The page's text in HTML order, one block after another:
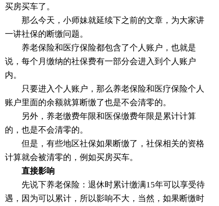
买房买车了。
那么今天，小师妹就延续下之前的文章，为大家讲
一讲社保的断缴问题。
养老保险和医疗保险都包含了个人账户，也就是
说，每个月缴纳的社保费有一部分会进入到个人账户
内。
只要进入个人账户，那么养老保险和医疗保险个人
账户里面的余额就算断缴了也是不会清零的。
另外，养老缴费年限和医保缴费年限是累计计算
的，也是不会清零的。
但是，有些地区社保如果断缴了，社保相关的资格
计算就会被清零的，例如买房买车。
直接影响
先说下养老保险：退休时累计缴满15年可以享受待
遇，因为可以累计，所以影响不大，当然，如果断缴时